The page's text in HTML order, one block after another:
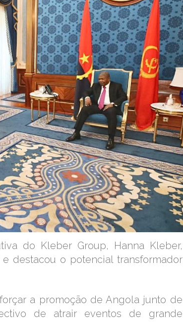
do Kleber Group, Hanna Kleber,
destacou o potencial transformador
a promoção de Angola junto de
de atrair eventos de grande